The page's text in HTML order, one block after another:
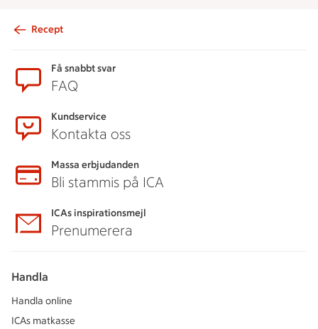
Recept
Få snabbt svar
FAQ
Kundservice
Kontakta oss
Massa erbjudanden
Bli stammis på ICA
ICAs inspirationsmejl
Prenumerera
Handla
Handla online
ICAs matkasse